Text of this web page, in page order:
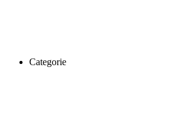
Categorie